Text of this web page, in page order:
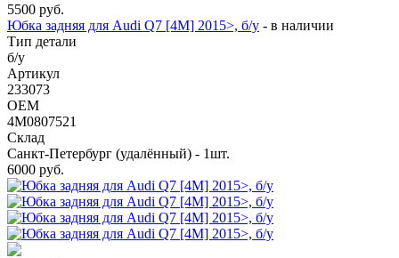
5500 руб.
Юбка задняя для Audi Q7 [4M] 2015>, б/у - в наличии
Тип детали
б/у
Артикул
233073
OEM
4M0807521
Склад
Санкт-Петербург (удалённый) - 1шт.
6000 руб.